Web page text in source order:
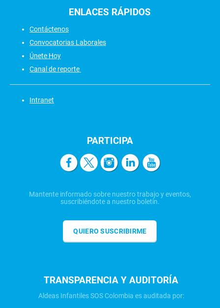
ENLACES RÁPIDOS
Contáctenos
Convocatorias Laborales
Únete Hoy
Canal de reporte
Intranet
PARTICIPA
Mantente informado sobre nuestro trabajo y eventos,
suscribiéndote a nuestro boletín.
QUIERO SUSCRIBIRME
TRANSPARENCIA Y AUDITORÍA
Aldeas Infantiles SOS Colombia es auditada por: